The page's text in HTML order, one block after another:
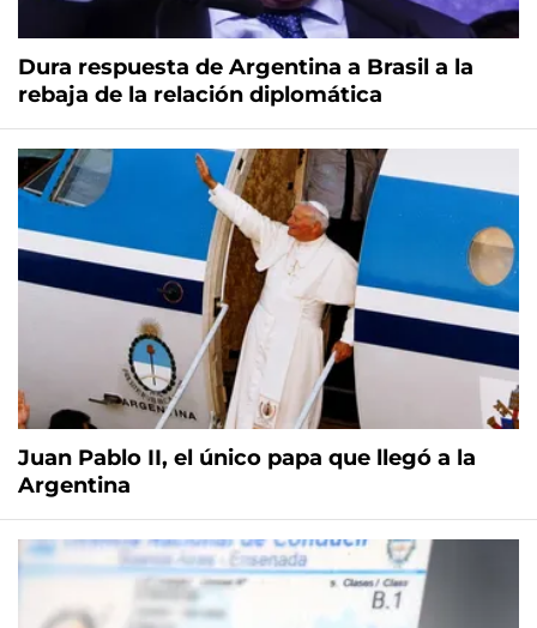
Dura respuesta de Argentina a Brasil a la
rebaja de la relación diplomática
Juan Pablo II, el único papa que llegó a la
Argentina